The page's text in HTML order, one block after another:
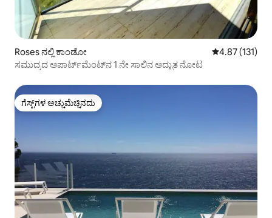
Roses ನಲ್ಲಿ ಕಾಂಡೋ 5 ರಲ್ಲಿ 4.87
4.87 (131)
ಸಮುದ್ರದ ಅಪಾರ್ಟ್‌ಮೆಂಟ್‌ನ 1 ನೇ ಸಾಲಿನ ಅದ್ಭುತ ನೋಟ
ಗೆಸ್ಟ್‌ಗಳ ಅಚ್ಚುಮೆಚ್ಚಿನದು
ಗೆಸ್ಟ್‌ಗಳ ಅಚ್ಚುಮೆಚ್ಚಿನದು